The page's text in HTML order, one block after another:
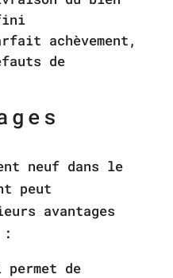
achèvement,
de
neuf dans le
peut
avantages
:
de